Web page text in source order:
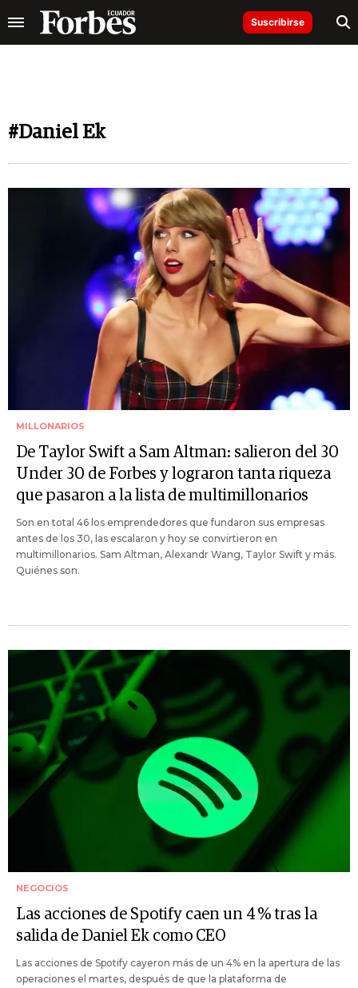
Suscribirse
#Daniel Ek
MILLONARIOS
De Taylor Swift a Sam Altman: salieron del 30
Under 30 de Forbes y lograron tanta riqueza
que pasaron a la lista de multimillonarios
Son en total 46 los emprendedores que fundaron sus empresas
antes de los 30, las escalaron y hoy se convirtieron en
multimillonarios. Sam Altman, Alexandr Wang, Taylor Swift y más.
Quiénes son.
NEGOCIOS
Las acciones de Spotify caen un 4 % tras la
salida de Daniel Ek como CEO
Las acciones de Spotify cayeron más de un 4% en la apertura de las
operaciones el martes, después de que la plataforma de